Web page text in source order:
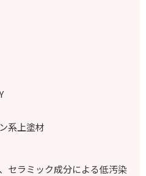
系上塗材
セラミック成分による低汚染